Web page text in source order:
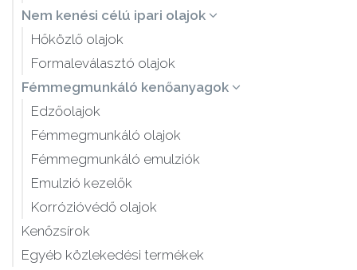
Nem kenési célú ipari olajok
Hőközlő olajok
Formaleválasztó olajok
Fémmegmunkáló kenőanyagok
Edzőolajok
Fémmegmunkáló olajok
Fémmegmunkáló emulziók
Emulzió kezelők
Korrózióvédő olajok
Kenőzsírok
Egyéb közlekedési termékek